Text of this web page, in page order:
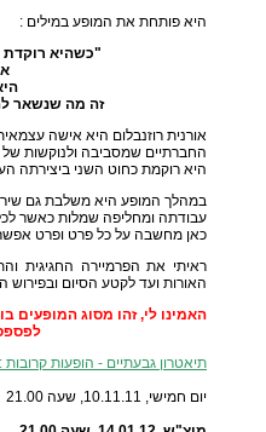
היא פותחת את המופע במילים :
"כשהיא רוקדת
זה מה שנשאר
אורנית רוזנבלום היא אישה
החברתיים שמסביבה ולנוקשות של
היא רוקמת כחוט השני ביצירתה
עבודתה ומחליפה שמלות כאשר
כאן מחשבה על כל פרט ופרט
ראיתי את הפרמיירה החגיגית
האורות ועד לקטע הסיום
האמינו לי, זהו מסוג המופעים
תיאטרון גבעתיים - הופעות קרובות :
יום חמישי, 10.11.11, שעה 21.00